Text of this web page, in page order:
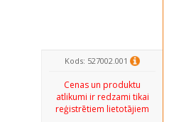
Kods: 527002.001
Cenas un produktu
atlikumi ir redzami tikai
reģistrētiem lietotājiem